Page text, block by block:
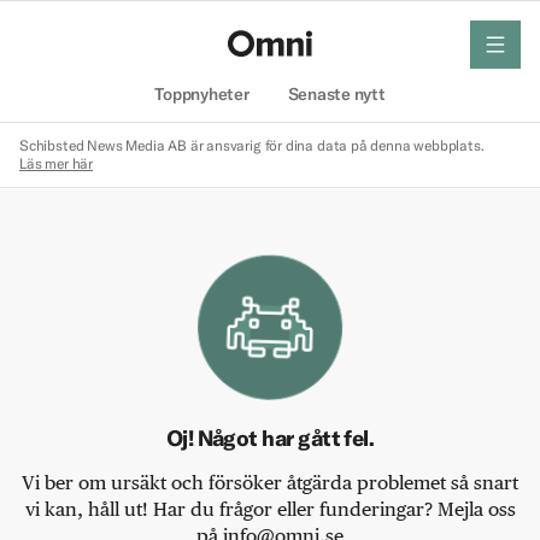
Toppnyheter Senaste nytt
meny
Schibsted News Media AB är ansvarig för dina data på denna webbplats.
Läs mer här
Oj! Något har gått fel.
Vi ber om ursäkt och försöker åtgärda problemet så snart
vi kan, håll ut! Har du frågor eller funderingar? Mejla oss